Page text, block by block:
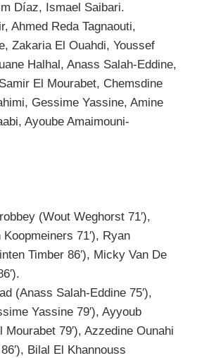
Díaz, Ismael Saibari.
Ahmed Reda Tagnaouti,
Zakaria El Ouahdi, Youssef
Halhal, Anass Salah-Eddine,
El Mourabet, Chemsdine
Gessime Yassine, Amine
Ayoube Amaimouni-
(Wout Weghorst 71′),
Koopmeiners 71′), Ryan
Timber 86′), Micky Van De
(Anass Salah-Eddine 75′),
Yassine 79′), Ayyoub
Mourabet 79′), Azzedine Ounahi
Bilal El Khannouss